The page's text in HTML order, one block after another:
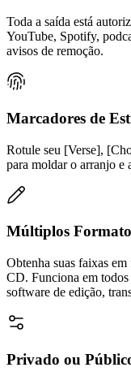
Toda a saída está
YouTube, Spotify,
avisos de remoção.
Marcadores de
Rotule seu [Verse],
para moldar o arranjo e
Múltiplos
Obtenha suas faixas
CD. Funciona em
software de edição,
Privado ou